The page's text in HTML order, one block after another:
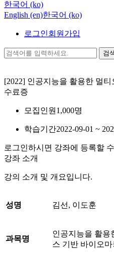
한국어 ‎(ko)‎
English ‎(en)‎한국어 ‎(ko)‎
로그인회원가입
검
[2022] 인공지능을 활용한 멀
수료증
모집인원 1,000명
학습기간2022-09-01 ~
로그인하시면 강좌에 등록할
강좌 소개
강의 소개 및 개요입니다.
성명 김선, 이도훈
과목명
인공지능을 활용
스 기반 바이오